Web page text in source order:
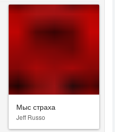
Мыс страха
Jeff Russo